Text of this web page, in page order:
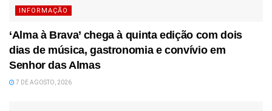
INFORMAÇÃO
‘Alma à Brava’ chega à quinta edição com dois
dias de música, gastronomia e convívio em
Senhor das Almas
7 DE AGOSTO, 2026